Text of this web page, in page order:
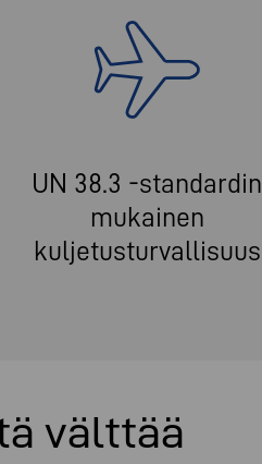
UN 38.3 -standardin
mukainen
kuljetusturvallisuus
välttää